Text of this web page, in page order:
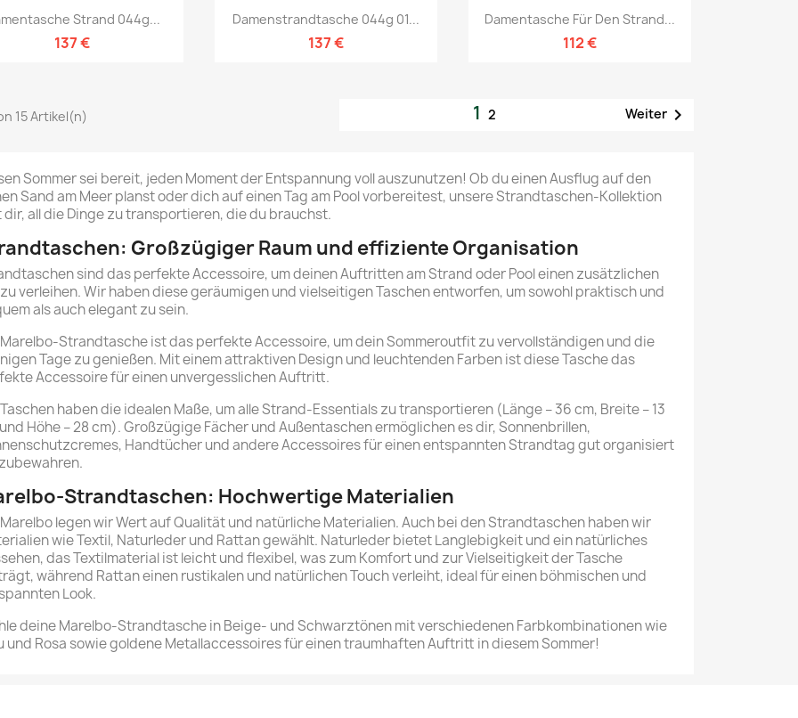
Vorschau
Strand 044g...
137 €
Vorschau
Damenstrandtasche 044g 01...
137 €
Vorschau
Damentasche Für Den Strand...
112 €
15 Artikel(n) 1 2 Weiter
Sommer sei bereit, jeden Moment der Entspannung voll auszunutzen! Ob du einen Ausflug auf den
Sand am Meer planst oder dich auf einen Tag am Pool vorbereitest, unsere Strandtaschen-Kollektion
all die Dinge zu transportieren, die du brauchst.
Großzügiger Raum und effiziente Organisation
sind das perfekte Accessoire, um deinen Auftritten am Strand oder Pool einen zusätzlichen
verleihen. Wir haben diese geräumigen und vielseitigen Taschen entworfen, um sowohl praktisch und
als auch elegant zu sein.
Strandtasche ist das perfekte Accessoire, um dein Sommeroutfit zu vervollständigen und die
Tage zu genießen. Mit einem attraktiven Design und leuchtenden Farben ist diese Tasche das
Accessoire für einen unvergesslichen Auftritt.
haben die idealen Maße, um alle Strand-Essentials zu transportieren (Länge – 36 cm, Breite – 13
Höhe – 28 cm). Großzügige Fächer und Außentaschen ermöglichen es dir, Sonnenbrillen,
Handtücher und andere Accessoires für einen entspannten Strandtag gut organisiert
Strandtaschen: Hochwertige Materialien
legen wir Wert auf Qualität und natürliche Materialien. Auch bei den Strandtaschen haben wir
wie Textil, Naturleder und Rattan gewählt. Naturleder bietet Langlebigkeit und ein natürliches
das Textilmaterial ist leicht und flexibel, was zum Komfort und zur Vielseitigkeit der Tasche
während Rattan einen rustikalen und natürlichen Touch verleiht, ideal für einen böhmischen und
Look.
deine Marelbo-Strandtasche in Beige- und Schwarztönen mit verschiedenen Farbkombinationen wie
und Rosa sowie goldene Metallaccessoires für einen traumhaften Auftritt in diesem Sommer!